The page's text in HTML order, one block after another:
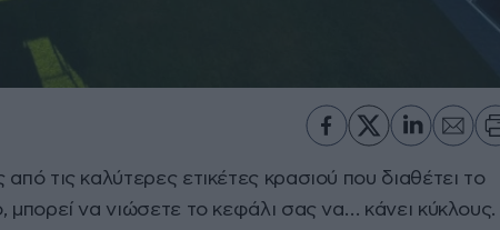
τις καλύτερες ετικέτες κρασιού που διαθέτει το
μπορεί να νιώσετε το κεφάλι σας να… κάνει κύκλους.